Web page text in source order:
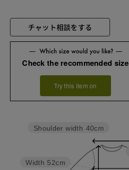
チャット相談をする
Check the recommended size
Try this item on
Width 52cm
Shoulder width 40cm